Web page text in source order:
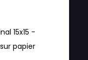
15x15 -
papier